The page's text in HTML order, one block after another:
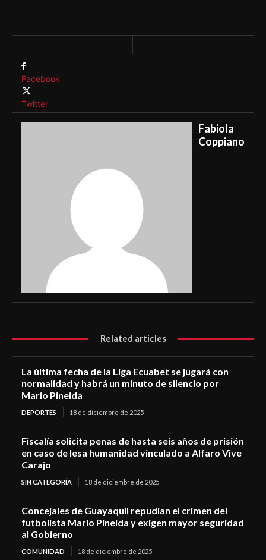
Facebook
Twitter
Fabiola
Coppiano
Related articles
La última fecha de la Liga Ecuabet se jugará con
normalidad y habrá un minuto de silencio por
Mario Pineida
DEPORTES 18 de diciembre de 2025
Fiscalía solicita penas de hasta seis años de prisión
en caso de lesa humanidad vinculado a Alfaro Vive
Carajo
SIN CATEGORÍA 18 de diciembre de 2025
Concejales de Guayaquil repudian el crimen del
futbolista Mario Pineida y exigen mayor seguridad
al Gobierno
COMUNIDAD 18 de diciembre de 2025